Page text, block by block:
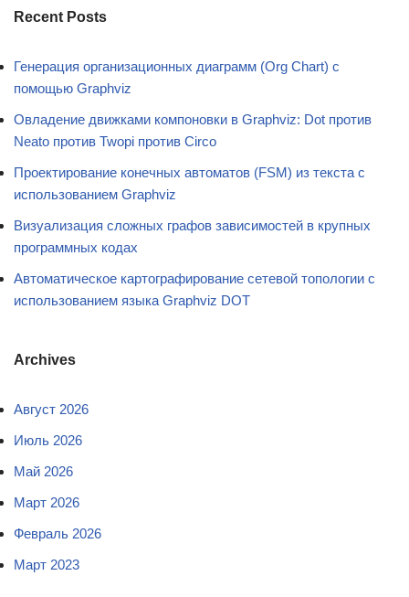
Recent Posts
Генерация организационных диаграмм (Org Chart) с
помощью Graphviz
Овладение движками компоновки в Graphviz: Dot против
Neato против Twopi против Circo
Проектирование конечных автоматов (FSM) из текста с
использованием Graphviz
Визуализация сложных графов зависимостей в крупных
программных кодах
Автоматическое картографирование сетевой топологии с
использованием языка Graphviz DOT
Archives
Август 2026
Июль 2026
Май 2026
Март 2026
Февраль 2026
Март 2023